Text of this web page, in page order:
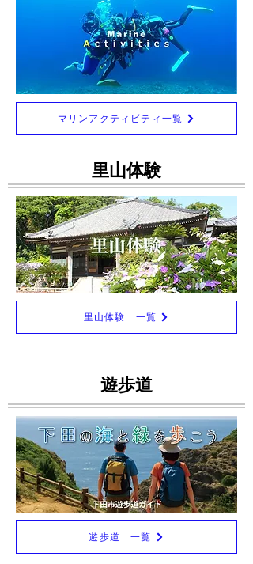
マリンアクティビティ一覧
里山体験
里山体験 一覧
遊歩道
遊歩道 一覧